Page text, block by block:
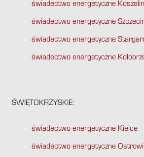
świadectwo energetyczne Koszalin
świadectwo energetyczne
świadectwo energetyczne
świadectwo energetyczne
ŚWIĘTOKRZYSKIE:
świadectwo energetyczne Kielce
świadectwo energetyczne